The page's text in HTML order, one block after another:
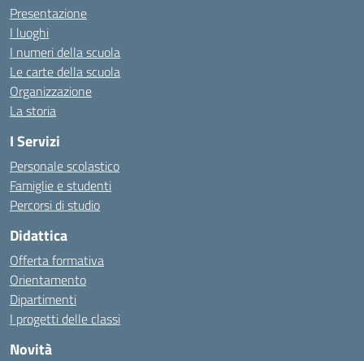
Presentazione
I luoghi
I numeri della scuola
Le carte della scuola
Organizzazione
La storia
I Servizi
Personale scolastico
Famiglie e studenti
Percorsi di studio
Didattica
Offerta formativa
Orientamento
Dipartimenti
I progetti delle classi
Novità